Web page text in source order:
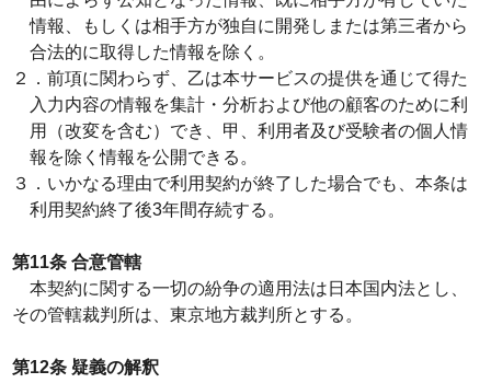
情報、もしくは相手方が独自に開発しまたは第三者から
合法的に取得した情報を除く。
２．前項に関わらず、乙は本サービスの提供を通じて得た
入力内容の情報を集計・分析および他の顧客のために利
用（改変を含む）でき、甲、利用者及び受験者の個人情
報を除く情報を公開できる。
３．いかなる理由で利用契約が終了した場合でも、本条は
利用契約終了後3年間存続する。
第11条 合意管轄
本契約に関する一切の紛争の適用法は日本国内法とし、
その管轄裁判所は、東京地方裁判所とする。
第12条 疑義の解釈